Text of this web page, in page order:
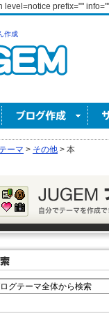
level=notice prefix=""
作成
ーマ > その他 > 本